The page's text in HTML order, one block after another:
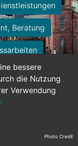
bessere
die Nutzung
Verwendung
Beratung
Photo Credit